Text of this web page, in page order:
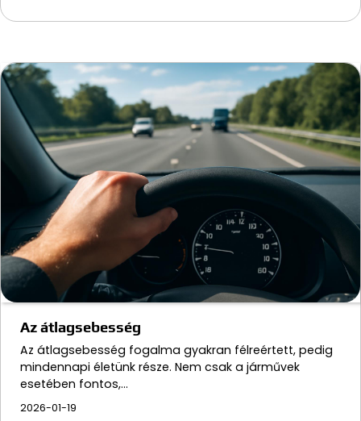
Az átlagsebesség
Az átlagsebesség fogalma gyakran félreértett, pedig
mindennapi életünk része. Nem csak a járművek
esetében fontos,…
2026-01-19